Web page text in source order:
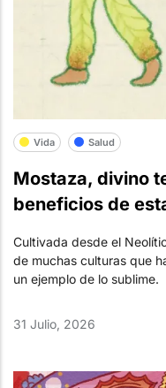
Vida Salud
Mostaza, divino
beneficios de
Cultivada desde el
de muchas culturas que
un ejemplo de lo sublime.
31 Julio, 2026